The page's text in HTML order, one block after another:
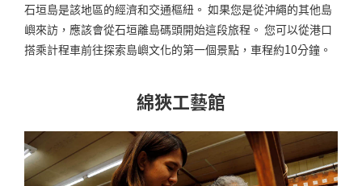
石垣島是該地區的經濟和交通樞紐。 如果您是從沖繩的其他島
嶼來訪，應該會從石垣離島碼頭開始這段旅程。 您可以從港口
搭乘計程車前往探索島嶼文化的第一個景點，車程約10分鐘。
綿狹工藝館